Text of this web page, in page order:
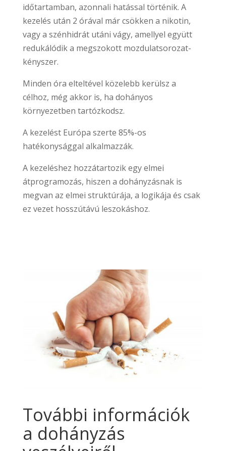
időtartamban, azonnali hatással történik. A
kezelés után 2 órával már csökken a nikotin,
vagy a szénhidrát utáni vágy, amellyel együtt
redukálódik a megszokott mozdulatsorozat-
kényszer.
Minden óra elteltével közelebb kerülsz a
célhoz, még akkor is, ha dohányos
környezetben tartózkodsz.
A kezelést Európa szerte 85%-os
hatékonysággal alkalmazzák.
A kezeléshez hozzátartozik egy elmei
átprogramozás, hiszen a dohányzásnak is
megvan az elmei struktúrája, a logikája és csak
ez vezet hosszútávú leszokáshoz.
További információk
a dohányzás